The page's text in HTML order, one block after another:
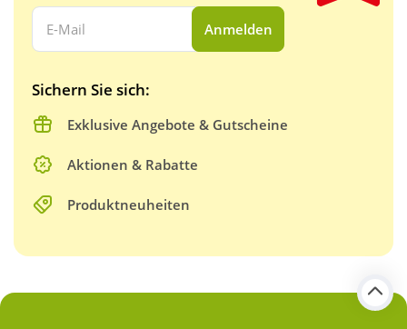
Ihre E-Mail Adresse:
Anmelden
Sichern Sie sich:
Exklusive Angebote & Gutscheine
Aktionen & Rabatte
Produktneuheiten